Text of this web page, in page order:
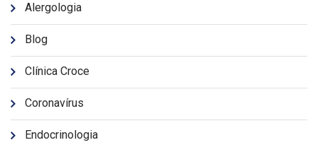
Alergologia
Blog
Clínica Croce
Coronavírus
Endocrinologia